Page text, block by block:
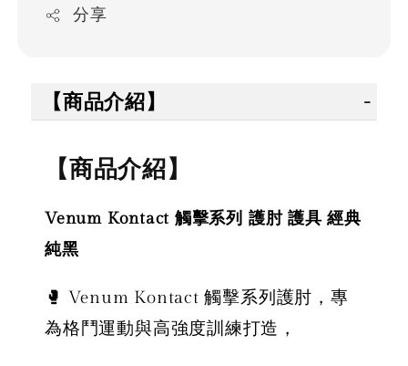
分享
【商品介紹】
【商品介紹】
Venum Kontact 觸擊系列 護肘 護具 經典
純黑
🥊 Venum Kontact 觸擊系列護肘，專
為格鬥運動與高強度訓練打造，